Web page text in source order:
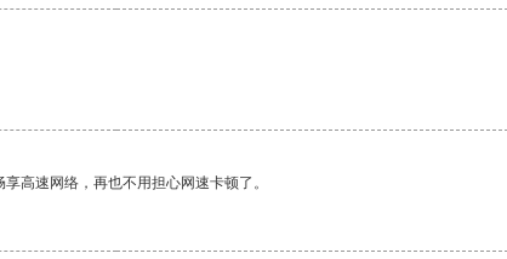
高速网络，再也不用担心网速卡顿了。